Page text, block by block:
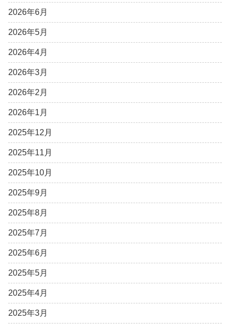
2026年6月
2026年5月
2026年4月
2026年3月
2026年2月
2026年1月
2025年12月
2025年11月
2025年10月
2025年9月
2025年8月
2025年7月
2025年6月
2025年5月
2025年4月
2025年3月